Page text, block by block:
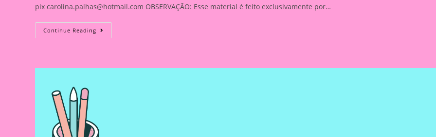
pix carolina.palhas@hotmail.com OBSERVAÇÃO: Esse material é feito exclusivamente por…
Continue Reading Relatório
Individual
Avaliação